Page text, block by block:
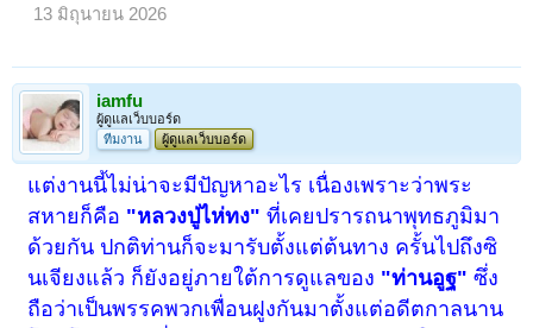
13 มิถุนายน 2026
iamfu
ผู้ดูแลเว็บบอร์ด
ทีมงาน
ผู้ดูแลเว็บบอร์ด
แต่งานนี้ไม่น่าจะมีปัญหาอะไร เนื่องเพราะว่าพระ
สหายก็คือ "หลวงปู่ไห่ทง" ที่เคยปรารถนาพุทธภูมิมา
ด้วยกัน ปกติท่านก็จะมารับตั้งแต่ต้นทาง ครั้นไปถึงซิ
นเจียงแล้ว ก็ยังอยู่ภายใต้การดูแลของ "ท่านอูฐ" ซึ่ง
ถือว่าเป็นพรรคพวกเพื่อนฝูงกันมาตั้งแต่อดีตกาลนาน